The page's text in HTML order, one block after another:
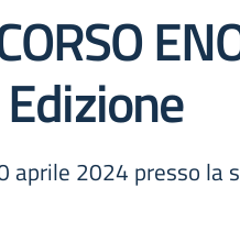
aprile 2024 presso la